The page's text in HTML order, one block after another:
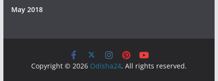
May 2018
Copyright © 2026 Odisha24. All rights reserved.